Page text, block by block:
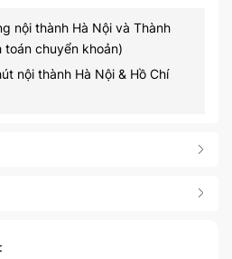
nội thành Hà Nội và Thành
toán chuyển khoản)
nội thành Hà Nội & Hồ Chí